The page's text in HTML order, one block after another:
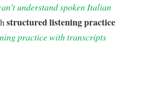
understand spoken Italian
structured listening practice
practice with transcripts